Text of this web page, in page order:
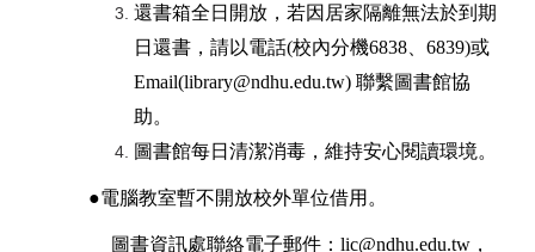
還書箱全日開放，若因居家隔離無法於到期
日還書，請以電話(校內分機6838、6839)或
Email(library@ndhu.edu.tw) 聯繫圖書館協
助。
圖書館每日清潔消毒，維持安心閱讀環境。
●電腦教室暫不開放校外單位借用。
圖書資訊處聯絡電子郵件：lic@ndhu.edu.tw，